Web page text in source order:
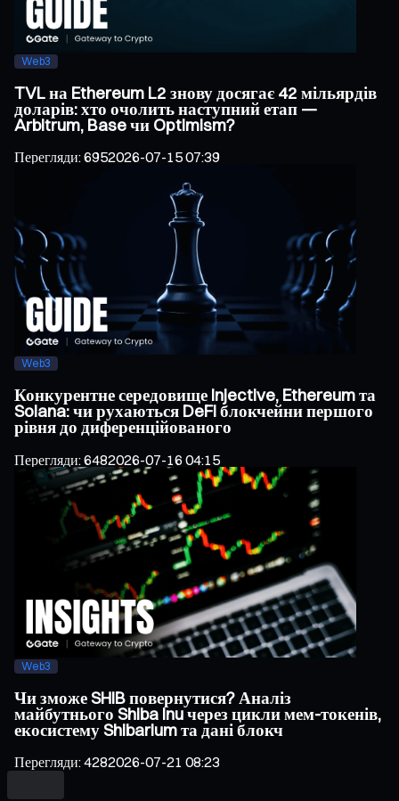
Web3
TVL на Ethereum L2 знову досягає 42 мільярдів
доларів: хто очолить наступний етап —
Arbitrum, Base чи Optimism?
Перегляди:6952026-07-15 07:39
Web3
Конкурентне середовище Injective, Ethereum та
Solana: чи рухаються DeFi блокчейни першого
рівня до диференційованого
Перегляди:6482026-07-16 04:15
Web3
Чи зможе SHIB повернутися? Аналіз
майбутнього Shiba Inu через цикли мем-токенів,
екосистему Shibarium та дані блокч
Перегляди:4282026-07-21 08:23